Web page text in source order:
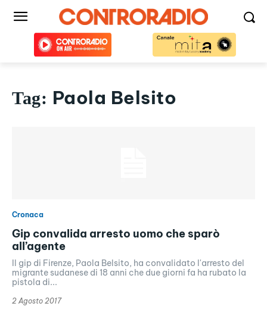
Tag: Paola Belsito
Cronaca
Gip convalida arresto uomo che sparò
all’agente
Il gip di Firenze, Paola Belsito, ha convalidato l'arresto del
migrante sudanese di 18 anni che due giorni fa ha rubato la
pistola di...
2 Agosto 2017